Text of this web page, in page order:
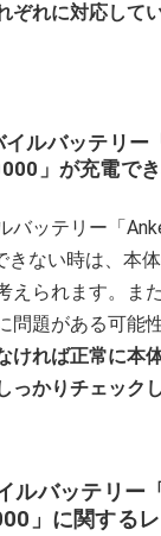
ぞれに対応して
イルバッテリー
」が充電で
バッテリー「
きない時は、本
えられます。ま
問題がある可能性
ければ正常に本
っかりチェック
ルバッテリー
」に関する